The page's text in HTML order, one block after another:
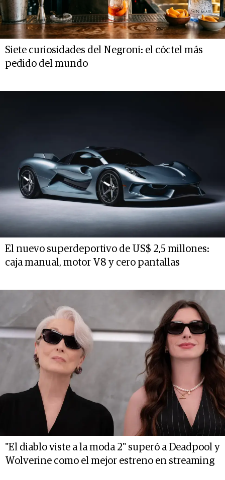
Siete curiosidades del Negroni: el cóctel más
pedido del mundo
El nuevo superdeportivo de US$ 2,5 millones:
caja manual, motor V8 y cero pantallas
"El diablo viste a la moda 2" superó a Deadpool y
Wolverine como el mejor estreno en streaming